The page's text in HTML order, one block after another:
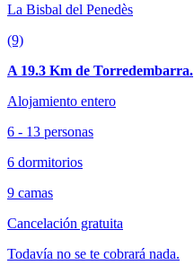
La Bisbal del Penedès
(9)
A 19.3 Km de Torredembarra.
Alojamiento entero
6 - 13 personas
6 dormitorios
9 camas
Cancelación gratuita
Todavía no se te cobrará nada.